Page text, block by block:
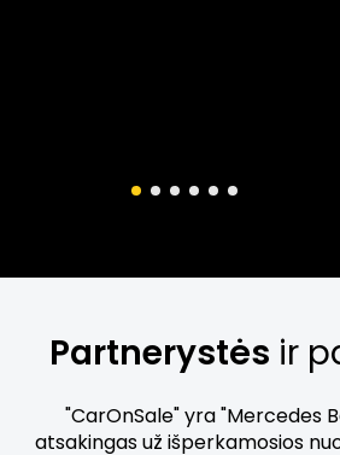
Partnerystės ir
"CarOnSale" yra "Mercedes
atsakingas už išperkamosios